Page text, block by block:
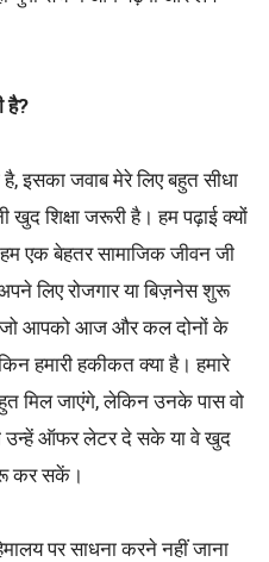
है?
इसका जवाब मेरे लिए बहुत सीधा
शिक्षा जरूरी है। हम पढ़ाई क्यों
एक बेहतर सामाजिक जीवन जी
लिए रोजगार या बिज़नेस शुरू
जो आपको आज और कल दोनों के
हमारी हकीकत क्या है। हमारे
मिल जाएंगे, लेकिन उनके पास वो
उन्हें ऑफर लेटर दे सके या वे खुद
कर सकें।
पर साधना करने नहीं जाना